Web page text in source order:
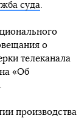
суда.
о
телеканала
«Об
производства